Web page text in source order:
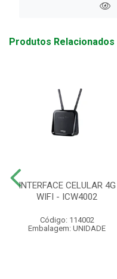
Produtos Relacionados
INTERFACE CELULAR 4G
WIFI - ICW4002
Código: 114002
Embalagem: UNIDADE